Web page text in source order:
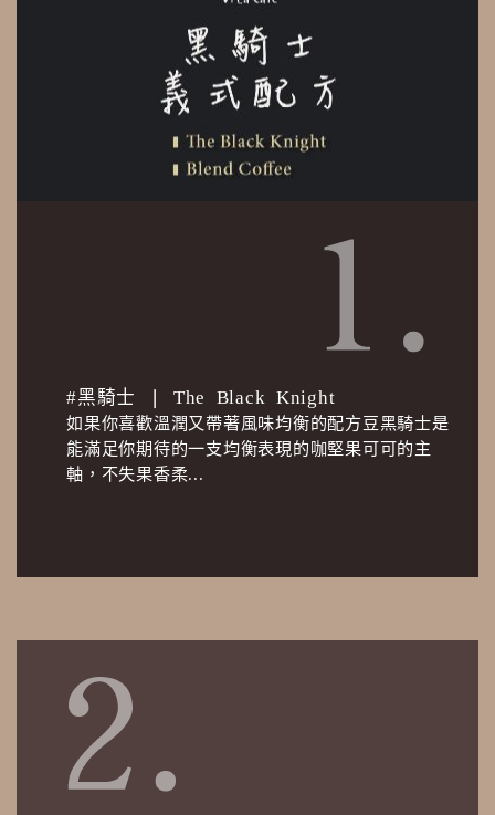
#黑騎士 ❘ The Black Knight
如果你喜歡溫潤又帶著風味均衡的配方豆黑騎士是
能滿足你期待的一支均衡表現的咖堅果可可的主
軸，不失果香柔...